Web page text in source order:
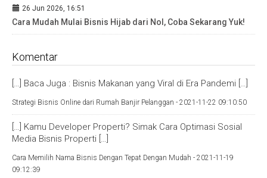
26 Jun 2026, 16:51
Cara Mudah Mulai Bisnis Hijab dari Nol, Coba Sekarang Yuk!
Komentar
[…] Baca Juga : Bisnis Makanan yang Viral di Era Pandemi […]
Strategi Bisnis Online dari Rumah Banjir Pelanggan - 2021-11-22 09:10:50
[…] Kamu Developer Properti? Simak Cara Optimasi Sosial
Media Bisnis Properti […]
Cara Memilih Nama Bisnis Dengan Tepat Dengan Mudah - 2021-11-19
09:12:39